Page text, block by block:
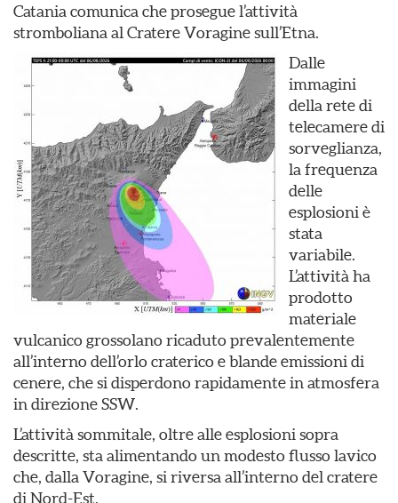
Catania comunica che prosegue l’attività
stromboliana al Cratere Voragine sull’Etna.
Dalle
immagini
della rete di
telecamere di
sorveglianza,
la frequenza
delle
esplosioni è
stata
variabile.
L’attività ha
prodotto
materiale
vulcanico grossolano ricaduto prevalentemente
all’interno dell’orlo craterico e blande emissioni di
cenere, che si disperdono rapidamente in atmosfera
in direzione SSW.
L’attività sommitale, oltre alle esplosioni sopra
descritte, sta alimentando un modesto flusso lavico
che, dalla Voragine, si riversa all’interno del cratere
di Nord-Est.